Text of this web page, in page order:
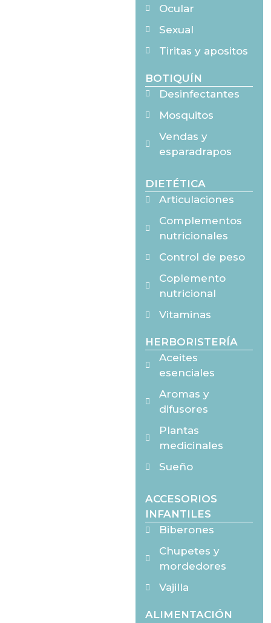
Ocular
Sexual
Tiritas y apositos
BOTIQUÍN
Desinfectantes
Mosquitos
Vendas y
esparadrapos
DIETÉTICA
Articulaciones
Complementos
nutricionales
Control de peso
Coplemento
nutricional
Vitaminas
HERBORISTERÍA
Aceites
esenciales
Aromas y
difusores
Plantas
medicinales
Sueño
ACCESORIOS
INFANTILES
Biberones
Chupetes y
mordedores
Vajilla
ALIMENTACIÓN